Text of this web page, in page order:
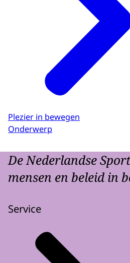
Plezier in bewegen
Onderwerp
De Nederlandse
mensen en beleid in
Service